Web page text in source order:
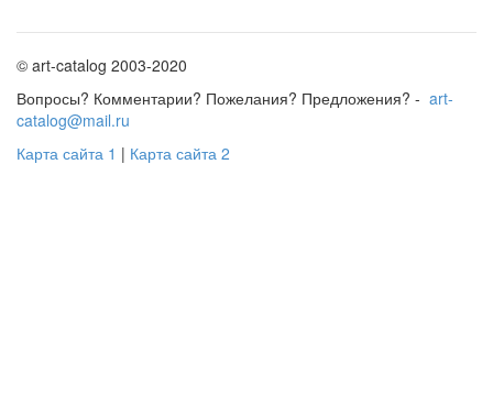
© art-catalog 2003-2020
Вопросы? Комментарии? Пожелания? Предложения? - art-
catalog@mail.ru
Карта сайта 1 | Карта сайта 2